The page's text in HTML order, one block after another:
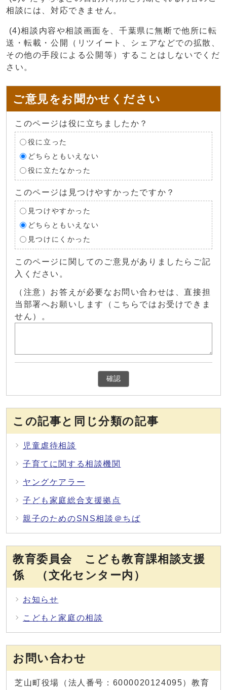
相談には、対応できません。
(4)相談内容や相談画面を、千葉県に無断で他所に転
送・転載・公開（リツイート、シェアなどでの拡散、
その他の手段による公開等）することはしないでくだ
さい。
ご意見をお聞かせください
このページは役に立ちましたか？
役に立った
どちらともいえない
役に立たなかった
このページは見つけやすかったですか？
見つけやすかった
どちらともいえない
見つけにくかった
このページに関してのご意見がありましたらご記
入ください。
（注意）お答えが必要なお問い合わせは、直接担
当部署へお願いします（こちらではお受けできま
せん）。
確認
この記事と同じ分類の記事
児童虐待相談
子育てに関する相談機関
ヤングケアラー
子ども家庭総合支援拠点
親子のためのSNS相談＠ちば
教育委員会 こども教育課相談支援
係 （文化センター内）
お知らせ
こどもと家庭の相談
お問い合わせ
芝山町役場（法人番号：6000020124095）教育